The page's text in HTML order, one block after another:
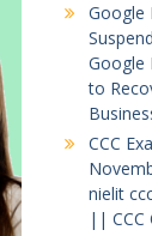
Google
Google
to
CCC
nielit
|| CCC